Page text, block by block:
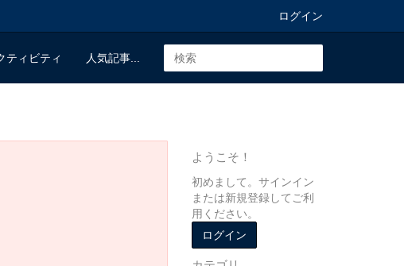
ログイン
ティビティ 人気記事...
ようこそ！
初めまして。サインイン
または新規登録してご利
用ください。
ログイン